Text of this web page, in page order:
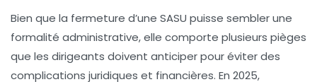
Bien que la fermeture d’une SASU puisse sembler une
formalité administrative, elle comporte plusieurs pièges
que les dirigeants doivent anticiper pour éviter des
complications juridiques et financières. En 2025,